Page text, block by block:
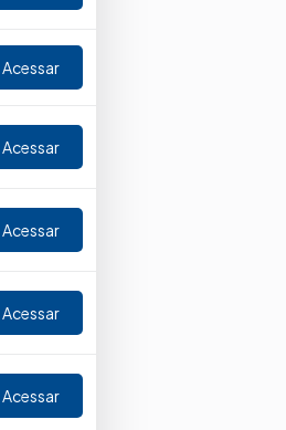
Acessar
Acessar
Acessar
Acessar
Acessar